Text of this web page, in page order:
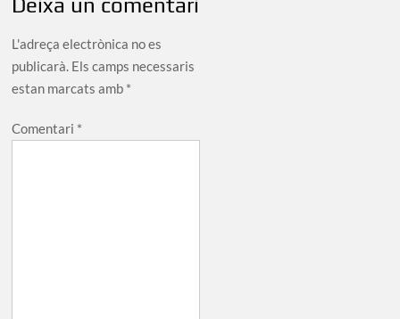
Deixa un comentari
L'adreça electrònica no es
publicarà. Els camps necessaris
estan marcats amb *
Comentari *